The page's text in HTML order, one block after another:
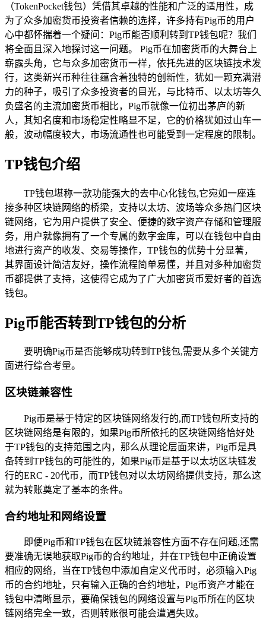
（TokenPocket钱包）凭借其卓越的性能和广泛的适用性，成
为了众多加密货币投资者信赖的选择，许多持有Pig币的用户
心中都怀揣着一个疑问：Pig币能否顺利转到TP钱包呢？我们
将全面且深入地探讨这一问题。 Pig币在加密货币的大舞台上
崭露头角，它与众多加密货币一样，依托先进的区块链技术发
行，这类新兴币种往往蕴含着独特的创新性，犹如一颗充满潜
力的种子，吸引了众多投资者的目光，与比特币、以太坊等久
负盛名的主流加密货币相比，Pig币就像一位初出茅庐的新
人，其知名度和市场稳定性略显不足，它的价格犹如过山车一
般，波动幅度较大，市场流通性也可能受到一定程度的限制。
TP钱包介绍
TP钱包堪称一款功能强大的去中心化钱包,它宛如一座连
接多种区块链网络的桥梁，支持以太坊、波场等众多热门区块
链网络，它为用户提供了安全、便捷的数字资产存储和管理服
务，用户就像拥有了一个专属的数字金库，可以在钱包中自由
地进行资产的收发、交易等操作，TP钱包的优势十分显著，
其界面设计简洁友好，操作流程简单易懂，并且对多种加密货
币都提供了支持，这使得它成为了广大加密货币爱好者的首选
钱包。
Pig币能否转到TP钱包的分析
要明确Pig币是否能够成功转到TP钱包,需要从多个关键方
面进行综合考量。
区块链兼容性
Pig币是基于特定的区块链网络发行的,而TP钱包所支持的
区块链网络是有限的，如果Pig币所依托的区块链网络恰好处
于TP钱包的支持范围之内，那么从理论层面来讲，Pig币是具
备转到TP钱包的可能性的，如果Pig币是基于以太坊区块链发
行的ERC - 20代币，而TP钱包对以太坊网络提供支持，那么这
就为转账奠定了基本的条件。
合约地址和网络设置
即便Pig币和TP钱包在区块链兼容性方面不存在问题,还需
要准确无误地获取Pig币的合约地址，并在TP钱包中正确设置
相应的网络，当在TP钱包中添加自定义代币时，必须输入Pig
币的合约地址，只有输入正确的合约地址，Pig币资产才能在
钱包中清晰显示，要确保钱包的网络设置与Pig币所在的区块
链网络完全一致，否则转账很可能会遭遇失败。